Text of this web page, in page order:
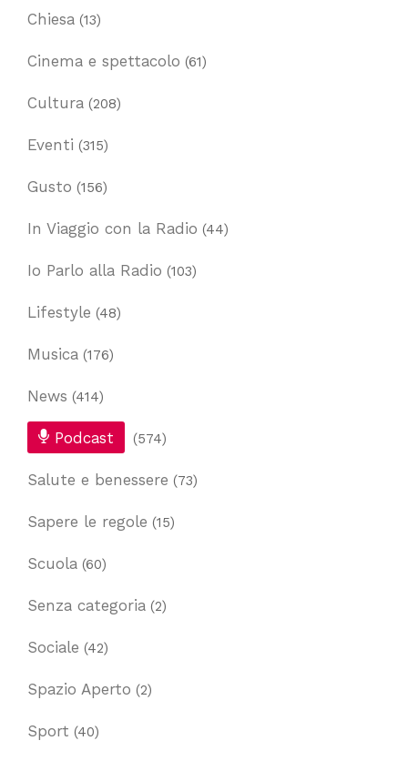
Chiesa (13)
Cinema e spettacolo (61)
Cultura (208)
Eventi (315)
Gusto (156)
In Viaggio con la Radio (44)
Io Parlo alla Radio (103)
Lifestyle (48)
Musica (176)
News (414)
Podcast (574)
Salute e benessere (73)
Sapere le regole (15)
Scuola (60)
Senza categoria (2)
Sociale (42)
Spazio Aperto (2)
Sport (40)